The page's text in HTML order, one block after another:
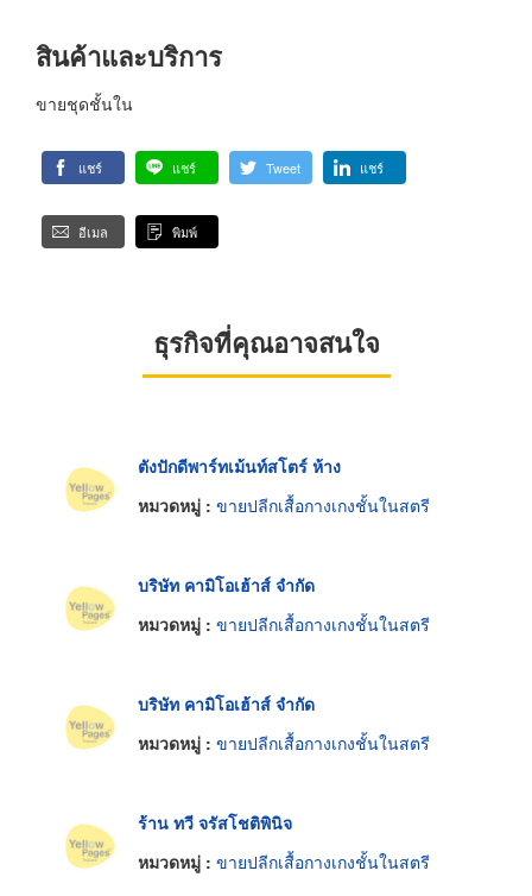
สินค้าและบริการ
ขายชุดชั้นใน
แชร์ แชร์ Tweet แชร์
อีเมล พิมพ์
ธุรกิจที่คุณอาจสนใจ
ตังปักดีพาร์ทเม้นท์สโตร์ ห้าง
หมวดหมู่ : ขายปลีกเสื้อกางเกงชั้นในสตรี
บริษัท คามิโอเฮ้าส์ จำกัด
หมวดหมู่ : ขายปลีกเสื้อกางเกงชั้นในสตรี
บริษัท คามิโอเฮ้าส์ จำกัด
หมวดหมู่ : ขายปลีกเสื้อกางเกงชั้นในสตรี
ร้าน ทวี จรัสโชติพินิจ
หมวดหมู่ : ขายปลีกเสื้อกางเกงชั้นในสตรี